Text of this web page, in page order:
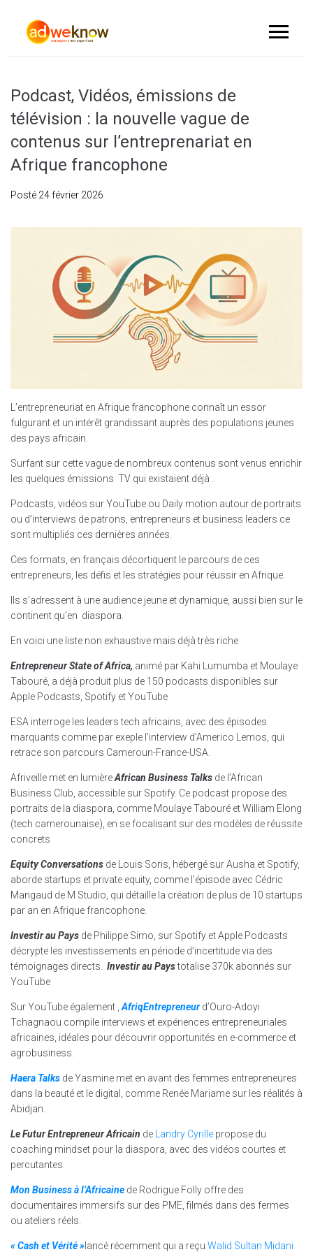
Podcast, Vidéos, émissions de
télévision : la nouvelle vague de
contenus sur l’entreprenariat en
Afrique francophone
Posté 24 février 2026
L’entrepreneuriat en Afrique francophone connaît un essor
fulgurant et un intérêt grandissant auprès des populations jeunes
des pays africain.
Surfant sur cette vague de nombreux contenus sont venus enrichir
les quelques émissions TV qui existaient déjà .
Podcasts, vidéos sur YouTube ou Daily motion autour de portraits
ou d’interviews de patrons, entrepreneurs et business leaders ce
sont multipliés ces dernières années.
Ces formats, en français décortiquent le parcours de ces
entrepreneurs, les défis et les stratégies pour réussir en Afrique.
Ils s’adressent à une audience jeune et dynamique, aussi bien sur le
continent qu’en diaspora.
En voici une liste non exhaustive mais déjà très riche
Entrepreneur State of Africa, animé par Kahi Lumumba et Moulaye
Tabouré, a déjà produit plus de 150 podcasts disponibles sur
Apple Podcasts, Spotify et YouTube
ESA interroge les leaders tech africains, avec des épisodes
marquants comme par exeple l’interview d’Americo Lemos, qui
retrace son parcours Cameroun-France-USA.​
Afriveille met en lumièreAfrican Business Talks de l’African
Business Club, accessible sur Spotify. Ce podcast propose des
portraits de la diaspora, comme Moulaye Tabouré et William Elong
(tech camerounaise), en se focalisant sur des modèles de réussite
concrets
Equity Conversations de Louis Soris, hébergé sur Ausha et Spotify,
aborde startups et private equity, comme l’épisode avec Cédric
Mangaud de M Studio, qui détaille la création de plus de 10 startups
par an en Afrique francophone.​
Investir au Pays de Philippe Simo, sur Spotify et Apple Podcasts
décrypte les investissements en période d’incertitude via des
témoignages directs. Investir au Paystotalise 370k abonnés sur
YouTube
Sur YouTube également ,AfriqEntrepreneurd’Ouro-Adoyi
Tchagnaou compile interviews et expériences entrepreneuriales
africaines, idéales pour découvrir opportunités en e-commerce et
agrobusiness.​
Haera Talks de Yasmine met en avant des femmes entrepreneures
dans la beauté et le digital, comme Renée Mariame sur les réalités à
Abidjan.​
Le Futur Entrepreneur Africain de Landry Cyrille propose du
coaching mindset pour la diaspora, avec des vidéos courtes et
percutantes.​
Mon Business à l’Africaine de Rodrigue Folly offre des
documentaires immersifs sur des PME, filmés dans des fermes
ou ateliers réels.​
« Cash et Vérité » lancé récemment qui a reçu Walid Sultan Midani